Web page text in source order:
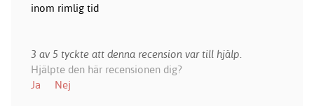
inom rimlig tid
3 av 5 tyckte att denna recension var till hjälp.
Hjälpte den här recensionen dig?
Ja
Nej